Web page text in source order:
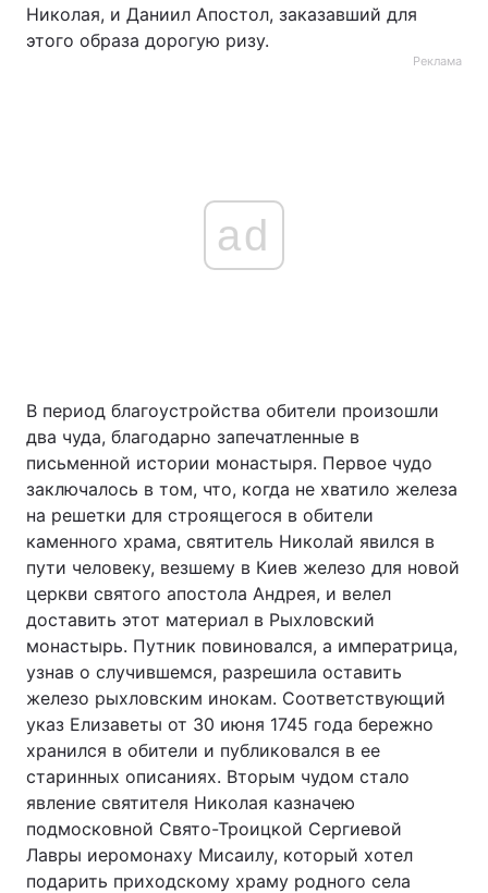
Николая, и Даниил Апостол, заказавший для
этого образа дорогую ризу.
Реклама
ad
В период благоустройства обители произошли
два чуда, благодарно запечатленные в
письменной истории монастыря. Первое чудо
заключалось в том, что, когда не хватило железа
на решетки для строящегося в обители
каменного храма, святитель Николай явился в
пути человеку, везшему в Киев железо для новой
церкви святого апостола Андрея, и велел
доставить этот материал в Рыхловский
монастырь. Путник повиновался, а императрица,
узнав о случившемся, разрешила оставить
железо рыхловским инокам. Соответствующий
указ Елизаветы от 30 июня 1745 года бережно
хранился в обители и публиковался в ее
старинных описаниях. Вторым чудом стало
явление святителя Николая казначею
подмосковной Свято-Троицкой Сергиевой
Лавры иеромонаху Мисаилу, который хотел
подарить приходскому храму родного села